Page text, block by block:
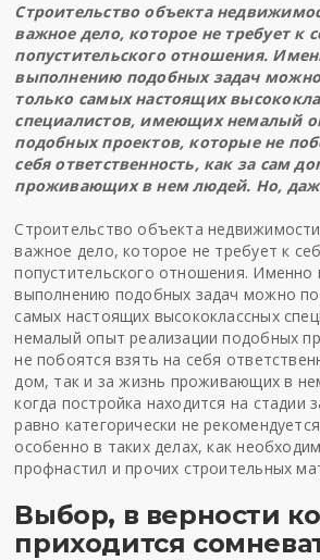
Строительство объекта
важное дело, которое не требует к
попустительского отношения.
выполнению подобных задач можно
только самых настоящих
специалистов, имеющих немалый
подобных проектов, которые не
себя ответственность, как за сам
проживающих в нем людей. Но,
Строительство объекта
важное дело, которое не требует к
попустительского отношения. Именно
выполнению подобных задач можно
самых настоящих высококлассных
немалый опыт реализации подобных
не побоятся взять на себя
дом, так и за жизнь проживающих в
когда постройка находится на стадии
равно категорически не
особенно в таких делах, как
профнастил и прочих строительных
Выбор, в верности
приходится